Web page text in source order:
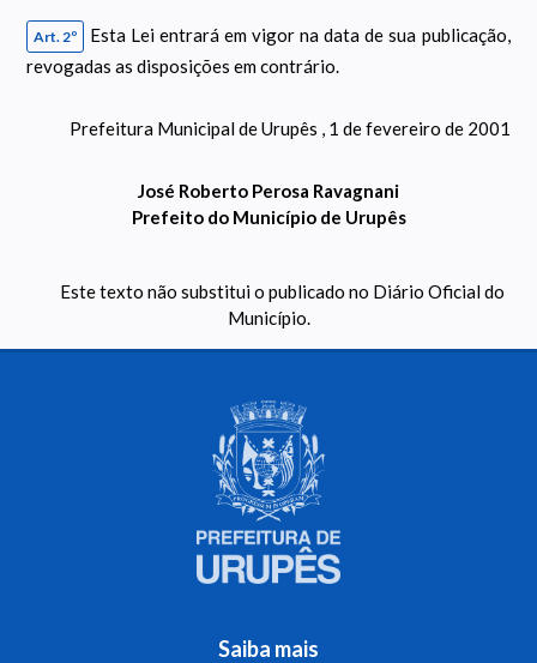
Art. 2º
Esta Lei entrará em vigor na data de sua publicação,
revogadas as disposições em contrário.
Prefeitura Municipal de Urupês , 1 de fevereiro de 2001
José Roberto Perosa Ravagnani
Prefeito do Município de Urupês
Este texto não substitui o publicado no Diário Oficial do
Município.
Saiba mais